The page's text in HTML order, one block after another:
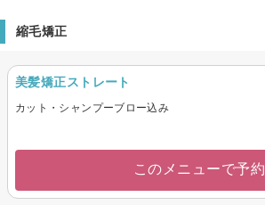
縮毛矯正
美髪矯正ストレート
カット・シャンプーブロー込み
このメニューで予約